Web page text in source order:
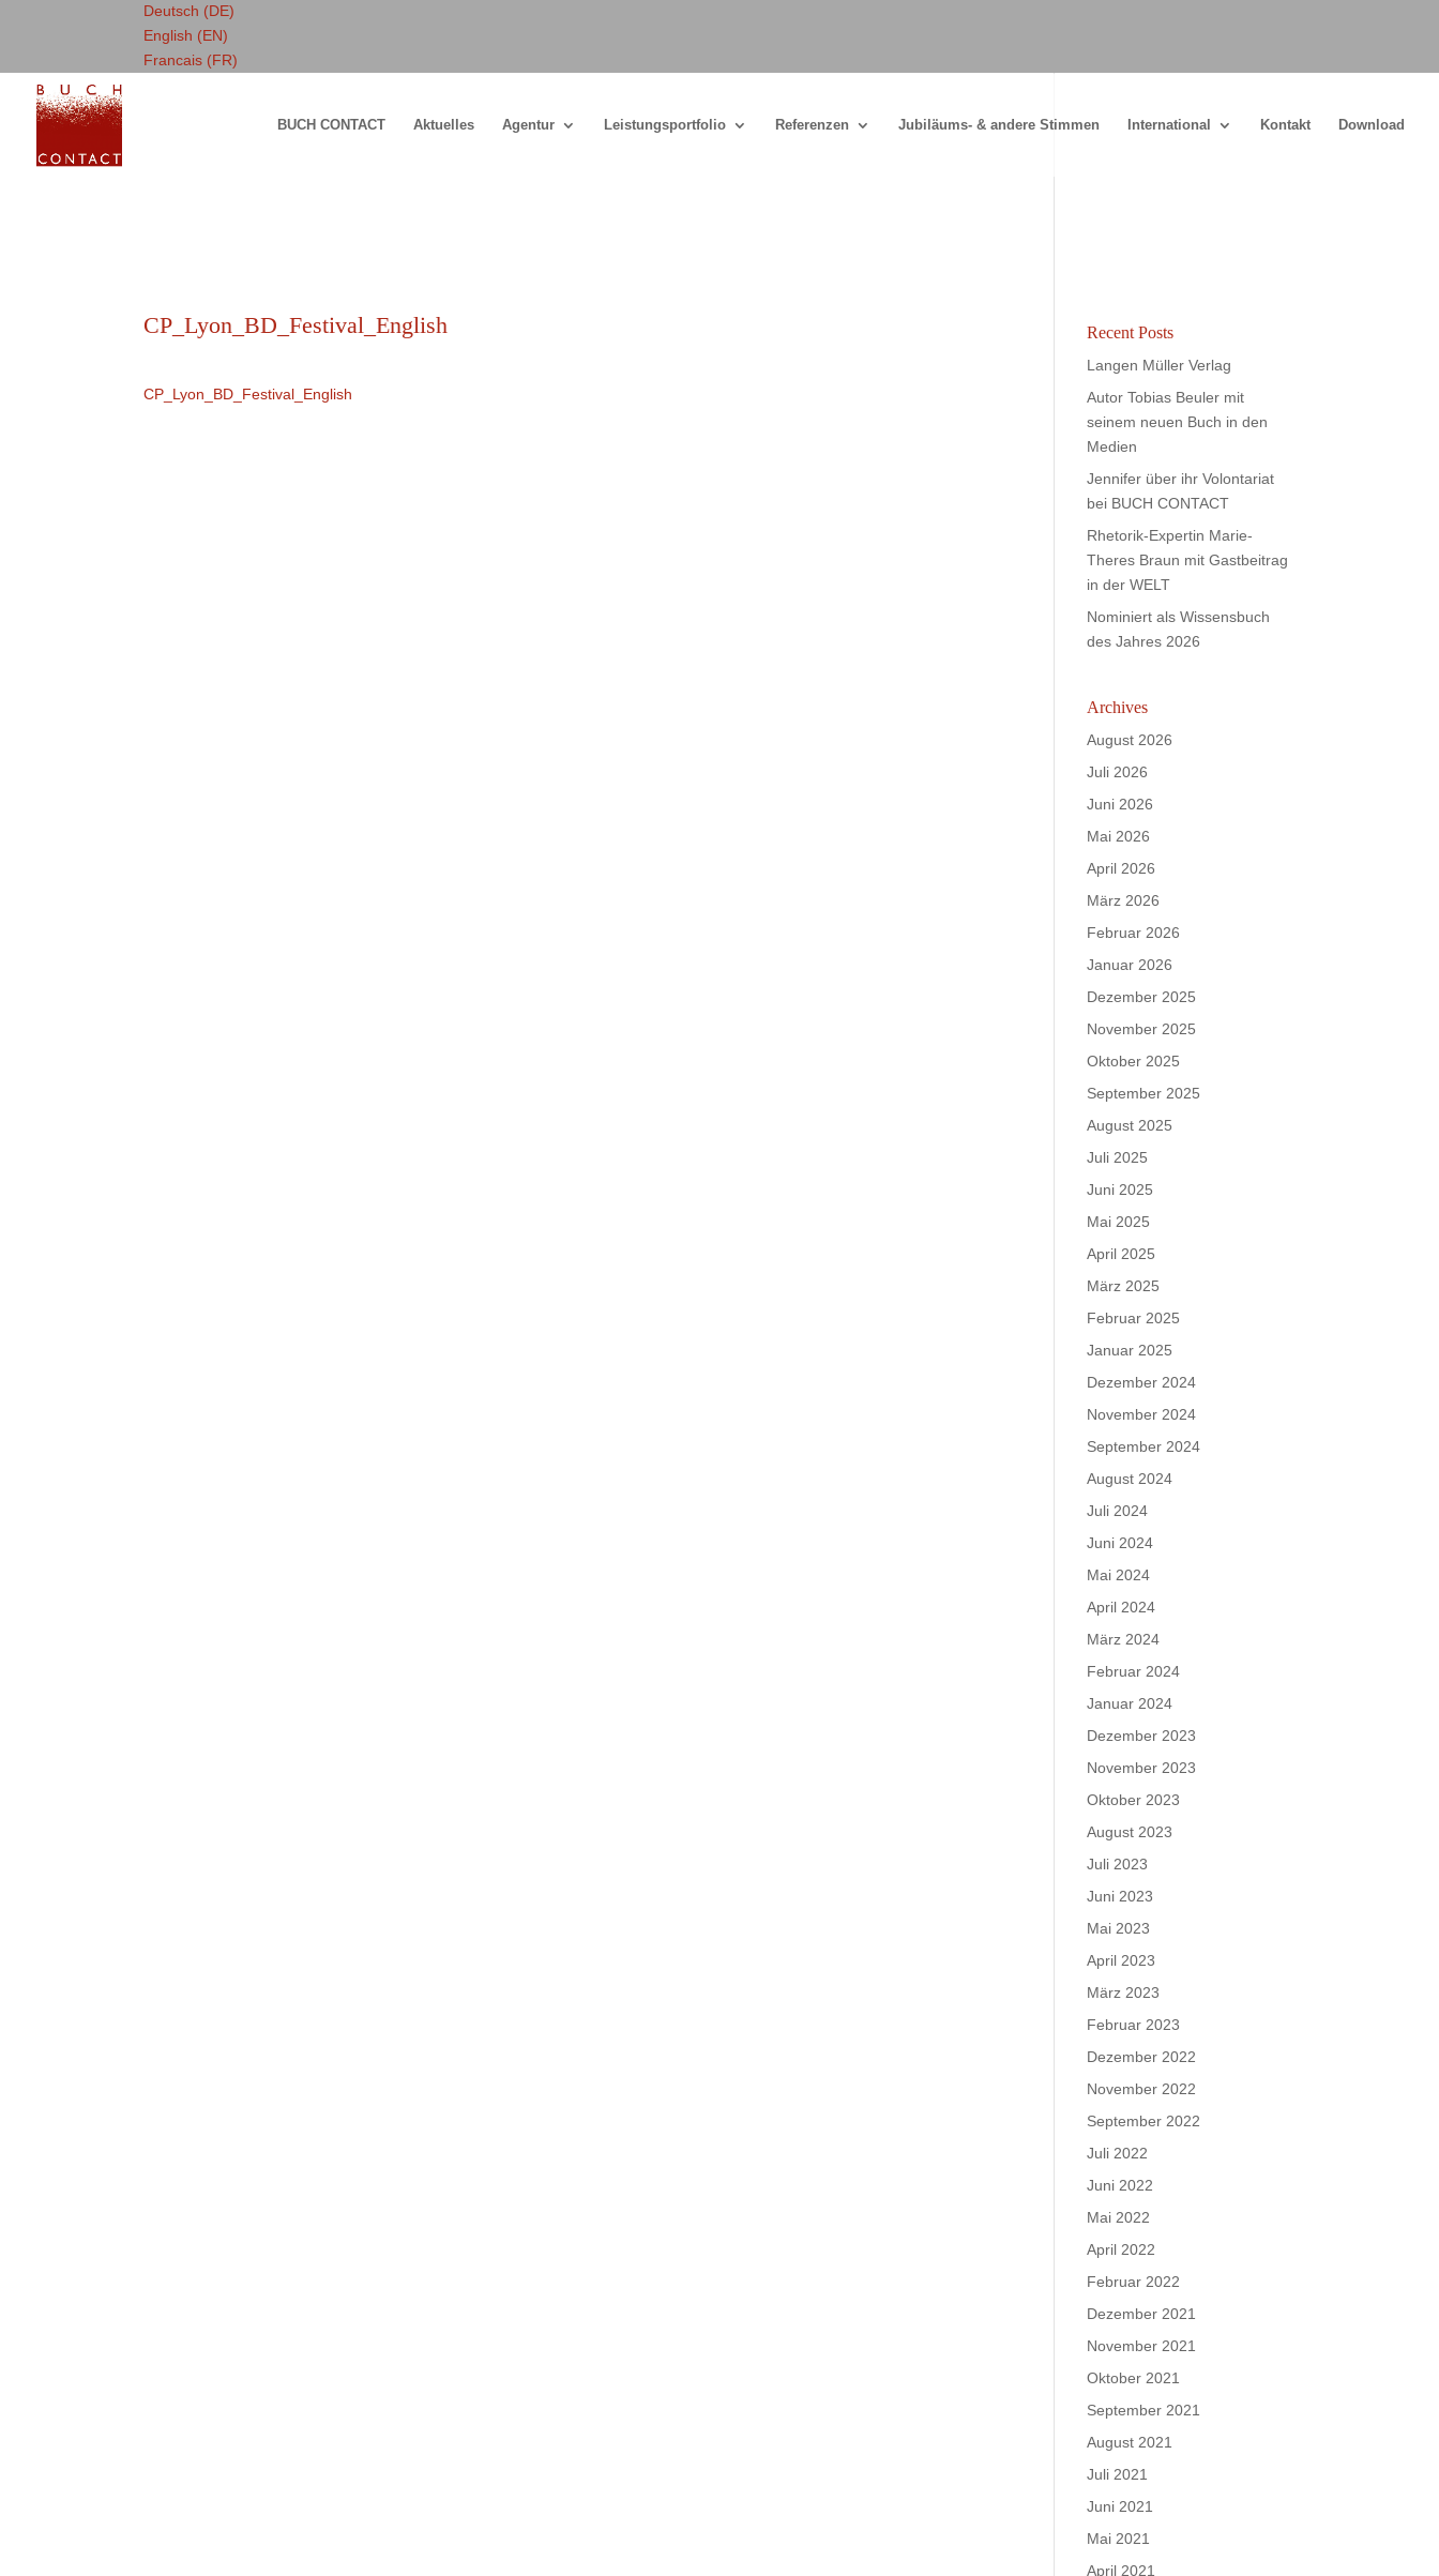
Deutsch (DE)
English (EN)
Francais (FR)
BUCH CONTACT Aktuelles Agentur Leistungsportfolio Referenzen Jubiläums- & andere Stimmen International Kontakt Download
CP_Lyon_BD_Festival_English
CP_Lyon_BD_Festival_English
Recent Posts
Langen Müller Verlag
Autor Tobias Beuler mit
seinem neuen Buch in den
Medien
Jennifer über ihr Volontariat
bei BUCH CONTACT
Rhetorik-Expertin Marie-
Theres Braun mit Gastbeitrag
in der WELT
Nominiert als Wissensbuch
des Jahres 2026
Archives
August 2026
Juli 2026
Juni 2026
Mai 2026
April 2026
März 2026
Februar 2026
Januar 2026
Dezember 2025
November 2025
Oktober 2025
September 2025
August 2025
Juli 2025
Juni 2025
Mai 2025
April 2025
März 2025
Februar 2025
Januar 2025
Dezember 2024
November 2024
September 2024
August 2024
Juli 2024
Juni 2024
Mai 2024
April 2024
März 2024
Februar 2024
Januar 2024
Dezember 2023
November 2023
Oktober 2023
August 2023
Juli 2023
Juni 2023
Mai 2023
April 2023
März 2023
Februar 2023
Dezember 2022
November 2022
September 2022
Juli 2022
Juni 2022
Mai 2022
April 2022
Februar 2022
Dezember 2021
November 2021
Oktober 2021
September 2021
August 2021
Juli 2021
Juni 2021
Mai 2021
April 2021